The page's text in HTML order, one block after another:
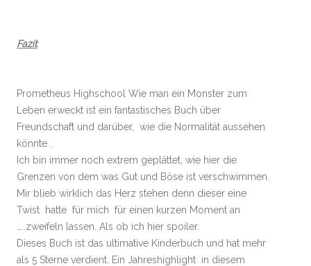
Fazit
Prometheus Highschool Wie man ein Monster zum
Leben erweckt ist ein fantastisches Buch über
Freundschaft und darüber, wie die Normalität aussehen
könnte .
Ich bin immer noch extrem geplättet, wie hier die
Grenzen von dem was Gut und Böse ist verschwimmen.
Mir blieb wirklich das Herz stehen denn dieser eine
Twist hatte für mich für einen kurzen Moment an
…..zweifeln lassen. Als ob ich hier spoiler.
Dieses Buch ist das ultimative Kinderbuch und hat mehr
als 5 Sterne verdient. Ein Jahreshighlight in diesem